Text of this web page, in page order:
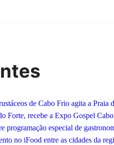
de Cabo Frio agita a Praia
Forte, recebe a Expo Gospel
programação especial de
no iFood entre as cidades da